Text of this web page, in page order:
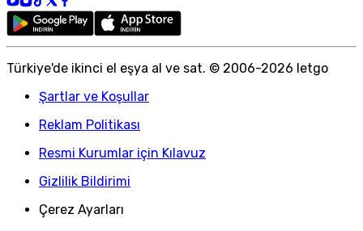
Türkiye'de ikinci el eşya al ve sat. © 2006-2026 letgo
Şartlar ve Koşullar
Reklam Politikası
Resmi Kurumlar için Kılavuz
Gizlilik Bildirimi
Çerez Ayarları